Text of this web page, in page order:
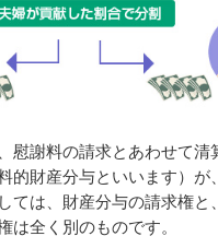
慰謝料の請求とあわせて清
的財産分与といいます）が
ては、財産分与の請求権と
は全く別のものです。